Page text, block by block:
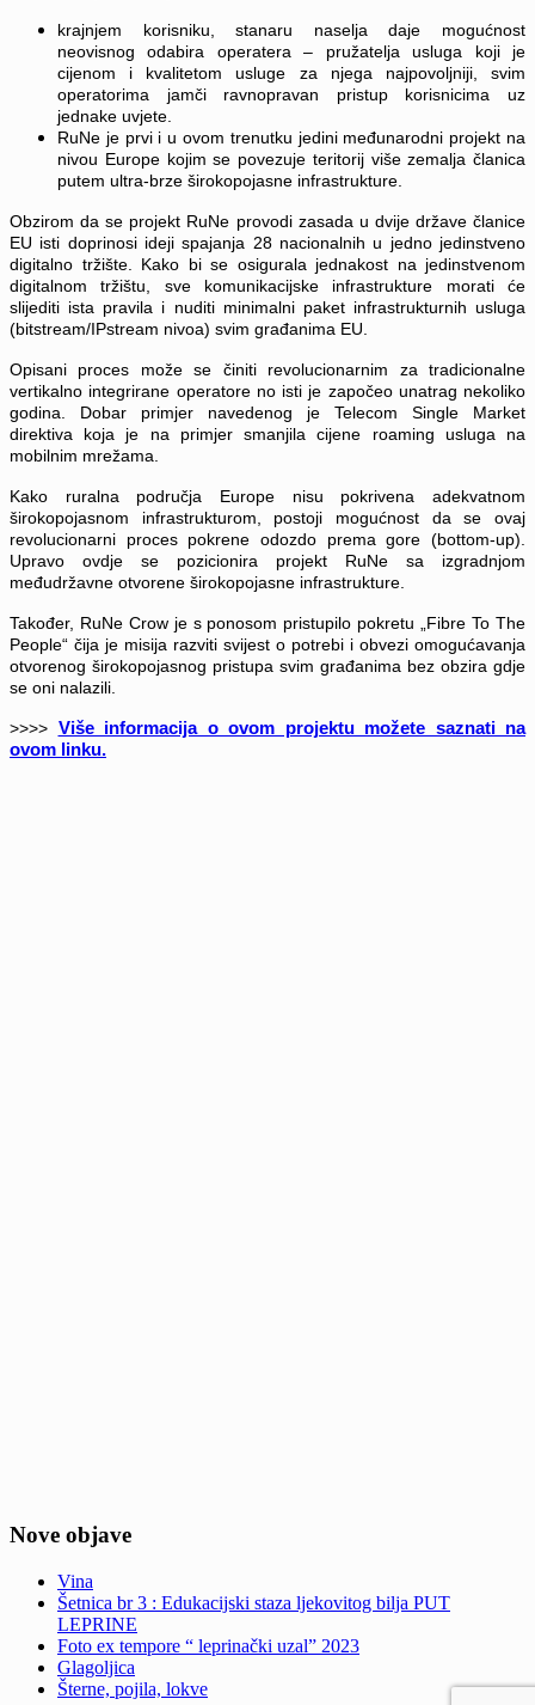
krajnjem korisniku, stanaru naselja daje mogućnost
neovisnog odabira operatera – pružatelja usluga koji je
cijenom i kvalitetom usluge za njega najpovoljniji, svim
operatorima jamči ravnopravan pristup korisnicima uz
jednake uvjete.
RuNe je prvi i u ovom trenutku jedini međunarodni projekt na
nivou Europe kojim se povezuje teritorij više zemalja članica
putem ultra-brze širokopojasne infrastrukture.
Obzirom da se projekt RuNe provodi zasada u dvije države članice
EU isti doprinosi ideji spajanja 28 nacionalnih u jedno jedinstveno
digitalno tržište. Kako bi se osigurala jednakost na jedinstvenom
digitalnom tržištu, sve komunikacijske infrastrukture morati će
slijediti ista pravila i nuditi minimalni paket infrastrukturnih usluga
(bitstream/IPstream nivoa) svim građanima EU.
Opisani proces može se činiti revolucionarnim za tradicionalne
vertikalno integrirane operatore no isti je započeo unatrag nekoliko
godina. Dobar primjer navedenog je Telecom Single Market
direktiva koja je na primjer smanjila cijene roaming usluga na
mobilnim mrežama.
Kako ruralna područja Europe nisu pokrivena adekvatnom
širokopojasnom infrastrukturom, postoji mogućnost da se ovaj
revolucionarni proces pokrene odozdo prema gore (bottom-up).
Upravo ovdje se pozicionira projekt RuNe sa izgradnjom
međudržavne otvorene širokopojasne infrastrukture.
Također, RuNe Crow je s ponosom pristupilo pokretu „Fibre To The
People“ čija je misija razviti svijest o potrebi i obvezi omogućavanja
otvorenog širokopojasnog pristupa svim građanima bez obzira gdje
se oni nalazili.
>>>> Više informacija o ovom projektu možete saznati na
ovom linku.
Nove objave
Vina
Šetnica br 3 : Edukacijski staza ljekovitog bilja PUT
LEPRINE
Foto ex tempore “ leprinački uzal” 2023
Glagoljica
Šterne, pojila, lokve